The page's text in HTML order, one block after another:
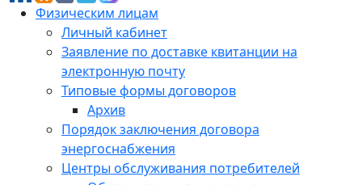
Физическим лицам
Личный кабинет
Заявление по доставке квитанции на
электронную почту
Типовые формы договоров
Архив
Порядок заключения договора
энергоснабжения
Центры обслуживания потребителей